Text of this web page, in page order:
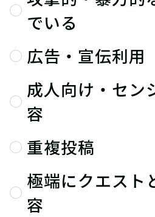
でいる
広告・宣伝利用
成人向け・セン
容
重複投稿
極端にクエスト
容